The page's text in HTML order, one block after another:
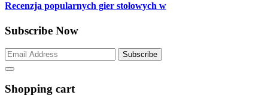
Recenzja popularnych gier stołowych w
Subscribe Now
Subscribe
Shopping cart